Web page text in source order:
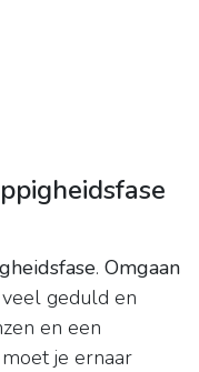
. Omgaan
geduld en
en een
je ernaar